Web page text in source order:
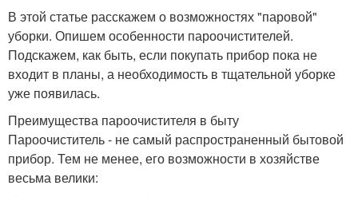
В этой статье расскажем о возможностях "паровой"
уборки. Опишем особенности пароочистителей.
Подскажем, как быть, если покупать прибор пока не
входит в планы, а необходимость в тщательной уборке
уже появилась.
Преимущества пароочистителя в быту
Пароочиститель - не самый распространенный бытовой
прибор. Тем не менее, его возможности в хозяйстве
весьма велики: